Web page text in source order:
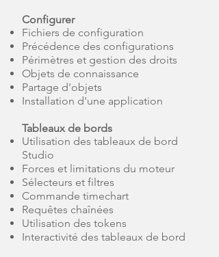
Configurer
Fichiers de configuration
Précédence des configurations
Périmètres et gestion des droits
Objets de connaissance
Partage d'objets
Installation d'une application
Tableaux de bords
Utilisation des tableaux de bord
Studio
Forces et limitations du moteur
Sélecteurs et filtres
Commande timechart
Requêtes chaînées
Utilisation des tokens
Interactivité des tableaux de bord